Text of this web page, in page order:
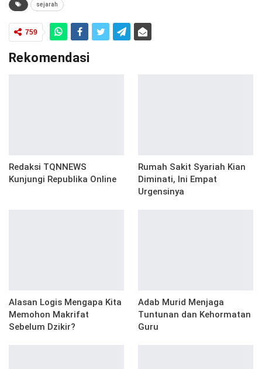
sejarah
759
Rekomendasi
Redaksi TQNNEWS
Kunjungi Republika Online
Rumah Sakit Syariah Kian
Diminati, Ini Empat
Urgensinya
Alasan Logis Mengapa Kita
Memohon Makrifat
Sebelum Dzikir?
Adab Murid Menjaga
Tuntunan dan Kehormatan
Guru